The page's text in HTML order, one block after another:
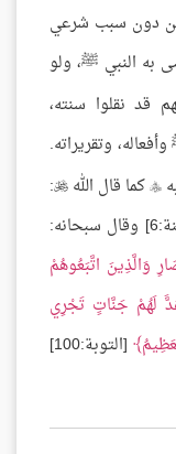
من دون سبب شرعي
به النبي ﷺ، ولو
قد نقلوا سنته،
وتقريراته.
 كما قال الله 
:
وَالَّذِينَ اتَّبَعُوهُمْ
لَهُمْ جَنَّاتٍ تَجْرِي
[التوبة:100]